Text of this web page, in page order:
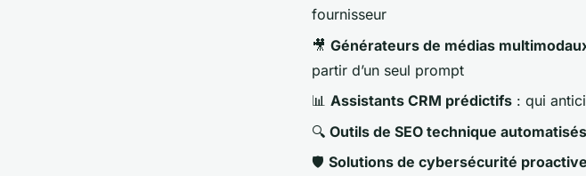
fournisseur
🎥 Générateurs de médias
partir d’un seul prompt
📊 Assistants CRM prédictifs : qui
🔍 Outils de SEO technique automatisés
🛡️ Solutions de cybersécurité proactive